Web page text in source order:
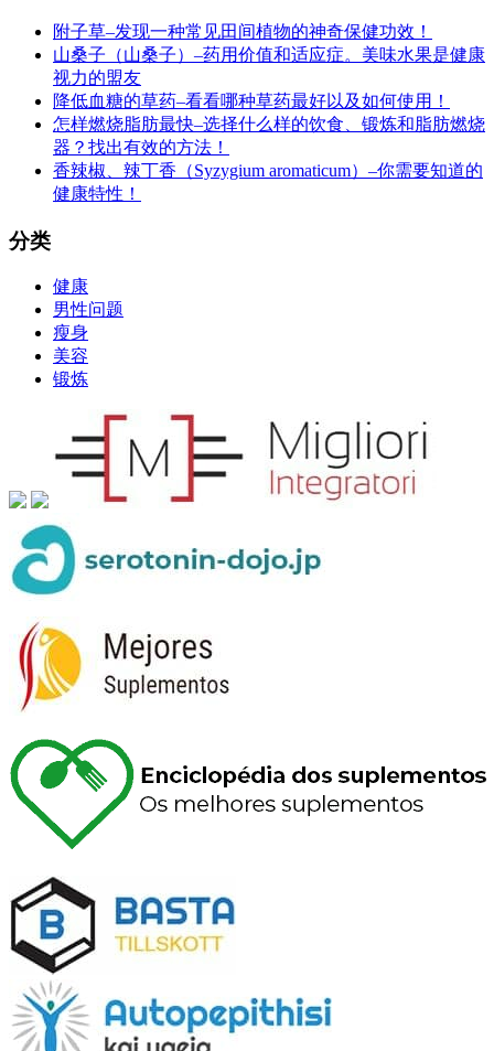
附子草–发现一种常见田间植物的神奇保健功效！
山桑子（山桑子）–药用价值和适应症。美味水果是健康
视力的盟友
降低血糖的草药–看看哪种草药最好以及如何使用！
怎样燃烧脂肪最快–选择什么样的饮食、锻炼和脂肪燃烧
器？找出有效的方法！
香辣椒、辣丁香（Syzygium aromaticum）–你需要知道的
健康特性！
分类
健康
男性问题
瘦身
美容
锻炼